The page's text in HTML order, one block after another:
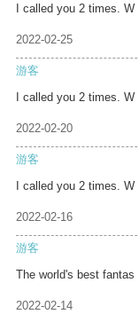
I called you 2 times. W
2022-02-25
游客
I called you 2 times. W
2022-02-20
游客
I called you 2 times. W
2022-02-16
游客
The world's best fantas
2022-02-14